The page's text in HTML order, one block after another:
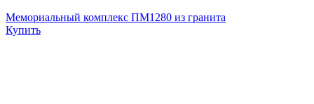
Мемориальный комплекс ПМ1280 из гранита
Купить